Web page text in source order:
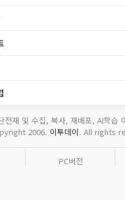
전재 및 수집, 복사, 재배포, AI학습
2006. 이투데이. All rights
PC버전